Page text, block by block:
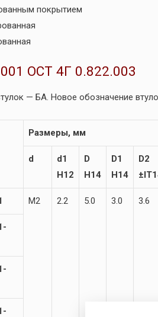
покрытием
ОСТ 4Г 0.822.003
— БА. Новое обозначение
Размеры, мм
d
d1
H12
D
H14
D1
H14
D2
М2 2.2 5.0 3.0 3.6